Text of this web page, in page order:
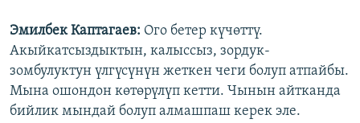
Эмилбек Каптагаев: Ого бетер күчөттү.
Акыйкатсыздыктын, калыссыз, зордук-
зомбулуктун үлгүсүнүн жеткен чеги болуп атпайбы.
Мына ошондон көтөрүлүп кетти. Чынын айтканда
бийлик мындай болуп алмашпаш керек эле.